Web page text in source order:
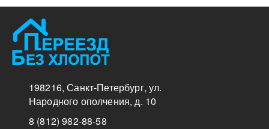
мусора
198216,Санкт-Петербург,ул.
Народного ополчения, д. 10
8 (812) 982-88-58